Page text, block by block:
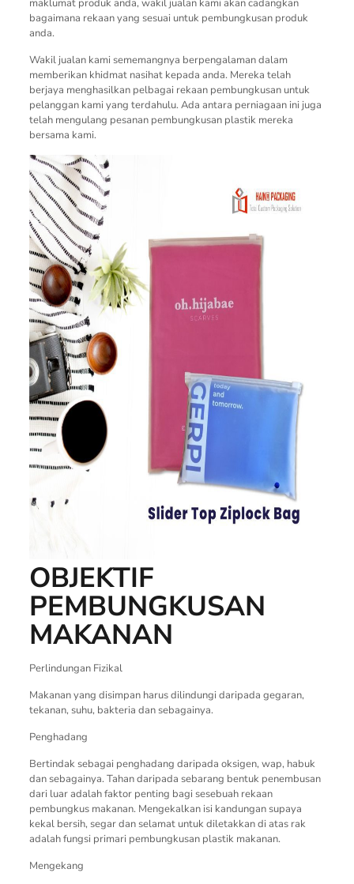
bagaimana rekaan yang sesuai untuk pembungkusan produk
anda.
Wakil jualan kami sememangnya berpengalaman dalam
memberikan khidmat nasihat kepada anda. Mereka telah
berjaya menghasilkan pelbagai rekaan pembungkusan untuk
pelanggan kami yang terdahulu. Ada antara perniagaan ini juga
telah mengulang pesanan pembungkusan plastik mereka
bersama kami.
OBJEKTIF
PEMBUNGKUSAN
MAKANAN
Perlindungan Fizikal
Makanan yang disimpan harus dilindungi daripada gegaran,
tekanan, suhu, bakteria dan sebagainya.
Penghadang
Bertindak sebagai penghadang daripada oksigen, wap, habuk
dan sebagainya. Tahan daripada sebarang bentuk penembusan
dari luar adalah faktor penting bagi sesebuah rekaan
pembungkus makanan. Mengekalkan isi kandungan supaya
kekal bersih, segar dan selamat untuk diletakkan di atas rak
adalah fungsi primari pembungkusan plastik makanan.
Mengekang